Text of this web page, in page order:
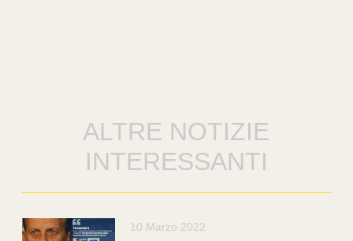
ALTRE NOTIZIE
INTERESSANTI
10 Marzo 2022